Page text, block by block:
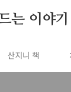
는 이야
산지니 책